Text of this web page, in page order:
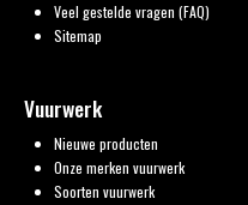
Veel gestelde vragen (FAQ)
Sitemap
Vuurwerk
Nieuwe producten
Onze merken vuurwerk
Soorten vuurwerk